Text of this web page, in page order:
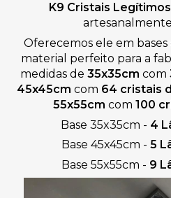
K9 Cristais Legítimos
Oferecemos ele em bases
material perfeito para a
medidas de 35x35cm com
45x45cm com 64 cristais
55x55cm com 100
Base 35x35cm - 4
Base 45x45cm - 5
Base 55x55cm - 9